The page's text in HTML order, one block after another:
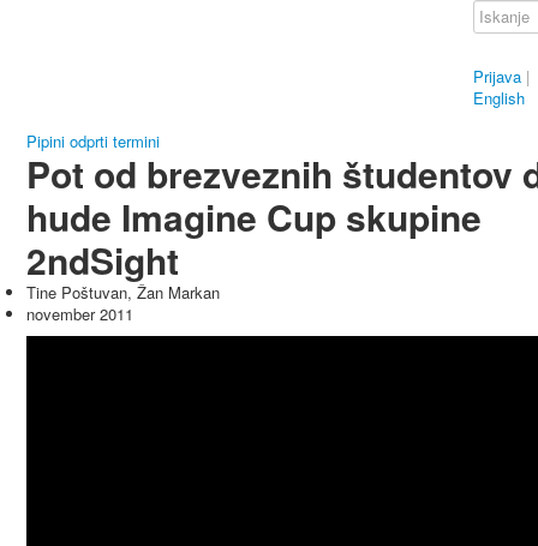
Prijava |
English
Pipini odprti termini
Pot od brezveznih študentov
hude Imagine Cup skupine
2ndSight
Tine Poštuvan, Žan Markan
november 2011